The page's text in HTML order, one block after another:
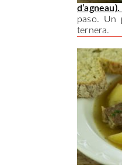
paso. Un
ternera.